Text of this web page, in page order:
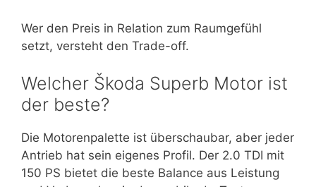
Wer den Preis in Relation zum Raumgefühl
setzt, versteht den Trade-off.
Welcher Škoda Superb Motor ist
der beste?
Die Motorenpalette ist überschaubar, aber jeder
Antrieb hat sein eigenes Profil. Der 2.0 TDI mit
150 PS bietet die beste Balance aus Leistung